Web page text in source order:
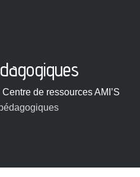
Centre de ressources AMI’S